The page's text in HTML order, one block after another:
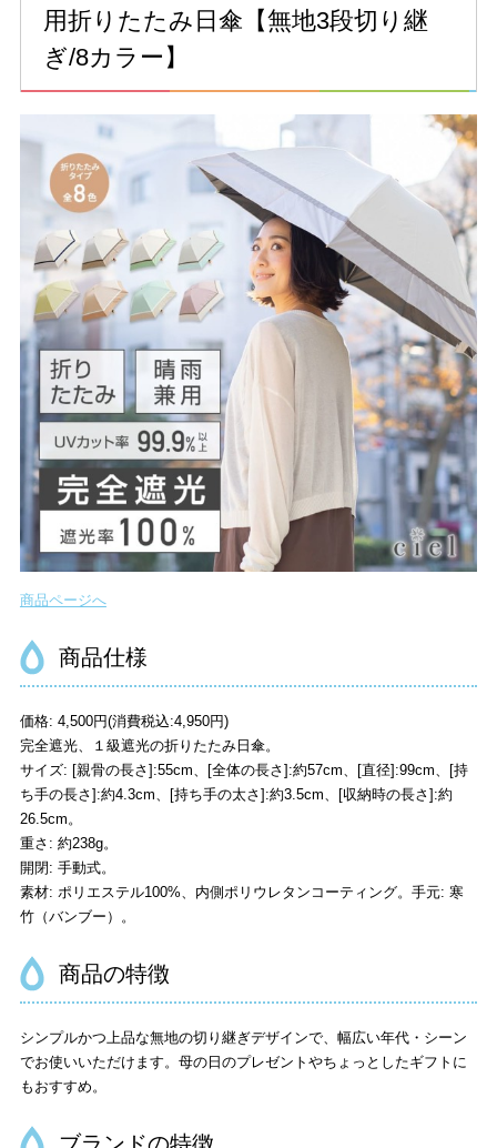
用折りたたみ日傘【無地3段切り継
ぎ/8カラー】
商品ページへ
商品仕様
価格: 4,500円(消費税込:4,950円)
完全遮光、１級遮光の折りたたみ日傘。
サイズ: [親骨の長さ]:55cm、[全体の長さ]:約57cm、[直径]:99cm、[持
ち手の長さ]:約4.3cm、[持ち手の太さ]:約3.5cm、[収納時の長さ]:約
26.5cm。
重さ: 約238g。
開閉: 手動式。
素材: ポリエステル100%、内側ポリウレタンコーティング。手元: 寒
竹（バンブー）。
商品の特徴
シンプルかつ上品な無地の切り継ぎデザインで、幅広い年代・シーン
でお使いいただけます。母の日のプレゼントやちょっとしたギフトに
もおすすめ。